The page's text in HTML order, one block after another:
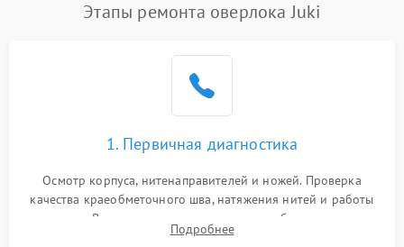
Этапы ремонта оверлока Juki
1. Первичная диагностика
Осмотр корпуса, нитенаправителей и ножей. Проверка
качества краеобметочного шва, натяжения нитей и работы
педали. Выявление пропусков стежков, обрывов нити,
заклинивания или тупого среза ткани на тестовом образце.
Подробнее